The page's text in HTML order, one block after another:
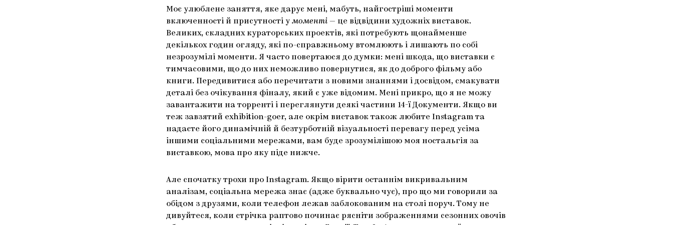
Моє улюблене заняття, яке дарує мені, мабуть, найгостріші моменти
включенності й присутності у моменті — це відвідини художніх виставок.
Великих, складних кураторських проектів, які потребують щонайменше
декількох годин огляду, які по-справжньому втомлюють і лишають по собі
незрозумілі моменти. Я часто повертаюся до думки: мені шкода, що виставки є
тимчасовими, що до них неможливо повернутися, як до доброго фільму або
книги. Передивитися або перечитати з новими знаннями і досвідом, смакувати
деталі без очікування фіналу, який є уже відомим. Мені прикро, що я не можу
завантажити на торренті і переглянути деякі частини 14-ї Документи. Якщо ви
теж завзятий exhibition-goer, але окрім виставок також любите Instagram та
надаєте його динамічній й безтурботній візуальності перевагу перед усіма
іншими соціальними мережами, вам буде зрозумілішою моя ностальгія за
виставкою, мова про яку піде нижче.
Але спочатку трохи про Instagram. Якщо вірити останнім викривальним
аналізам, соціальна мережа знає (адже буквально чує), про що ми говорили за
обідом з друзями, коли телефон лежав заблокованим на столі поруч. Тому не
дивуйтеся, коли стрічка раптово починає рясніти зображеннями сезонних овочів